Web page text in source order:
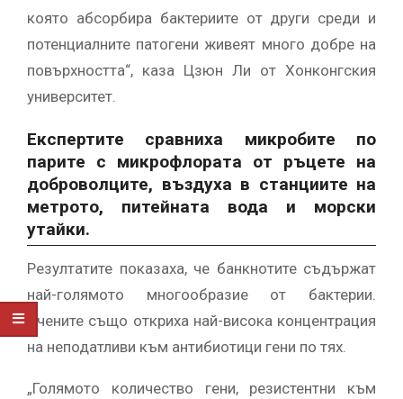
която абсорбира бактериите от други среди и
потенциалните патогени живеят много добре на
повърхността“, каза Цзюн Ли от Хонконгския
университет.
Експертите сравниха микробите по
парите с микрофлората от ръцете на
доброволците, въздуха в станциите на
метрото, питейната вода и морски
утайки.
Резултатите показаха, че банкнотите съдържат
най-голямото многообразие от бактерии.
Учените също откриха най-висока концентрация
на неподатливи към антибиотици гени по тях.
„Голямото количество гени, резистентни към